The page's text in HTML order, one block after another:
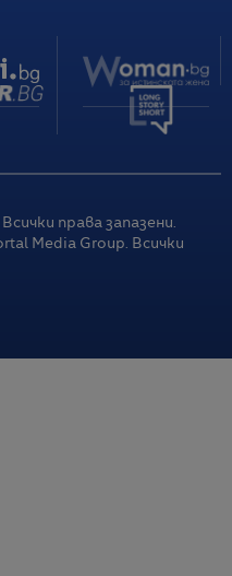
права запазени.
Media Group. Всички